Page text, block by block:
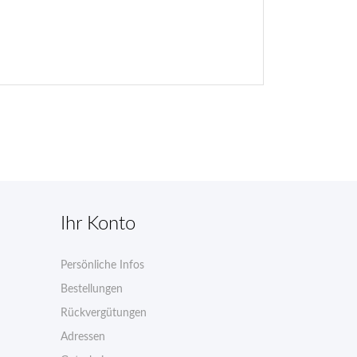
Ihr Konto
Persönliche Infos
Bestellungen
Rückvergütungen
Adressen